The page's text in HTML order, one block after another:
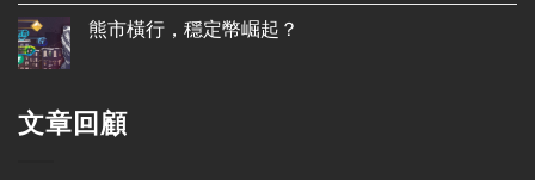
熊市橫行，穩定幣崛起？
文章回顧